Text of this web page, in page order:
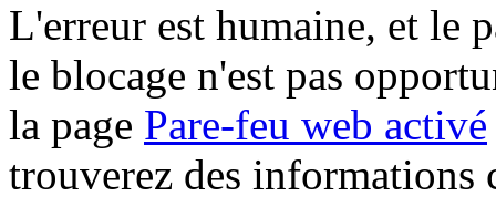
L'erreur est humaine, et le
le blocage n'est pas
la page Pare-feu web activé
trouverez des informations